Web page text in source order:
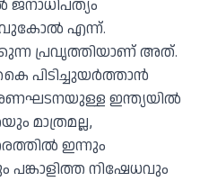
എന്ന്.
പ്രവൃത്തിയാണ് അത്.
പിടിച്ചുയർത്താൻ
ഇന്ത്യയിൽ
മാത്രമല്ല,
ഇന്നും
നിഷേധവും